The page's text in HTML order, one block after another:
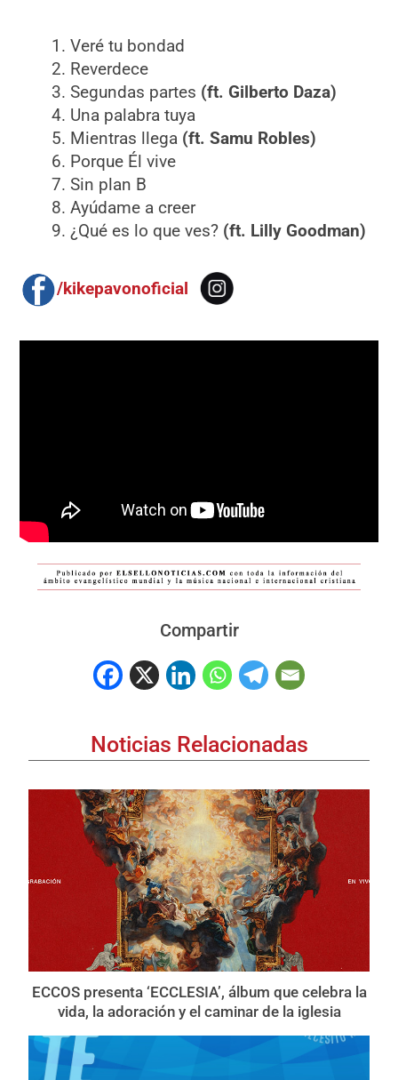
Veré tu bondad
Reverdece
Segundas partes (ft. Gilberto Daza)
Una palabra tuya
Mientras llega (ft. Samu Robles)
Porque Él vive
Sin plan B
Ayúdame a creer
¿Qué es lo que ves? (ft. Lilly Goodman)
/kikepavonoficial
Compartir
Noticias Relacionadas
ECCOS presenta ‘ECCLESIA’, álbum que celebra la
vida, la adoración y el caminar de la iglesia